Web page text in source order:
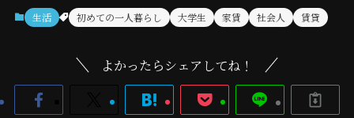
生活 初めての一人暮らし 大学生 家賃 社会人 賃貸
よかったらシェアしてね！